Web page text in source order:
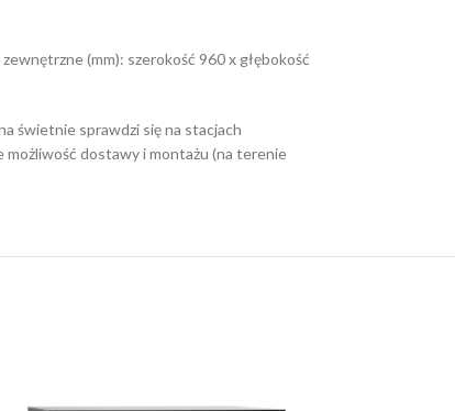
(mm): szerokość 960 x głębokość
świetnie sprawdzi się na stacjach
dostawy i montażu (na terenie